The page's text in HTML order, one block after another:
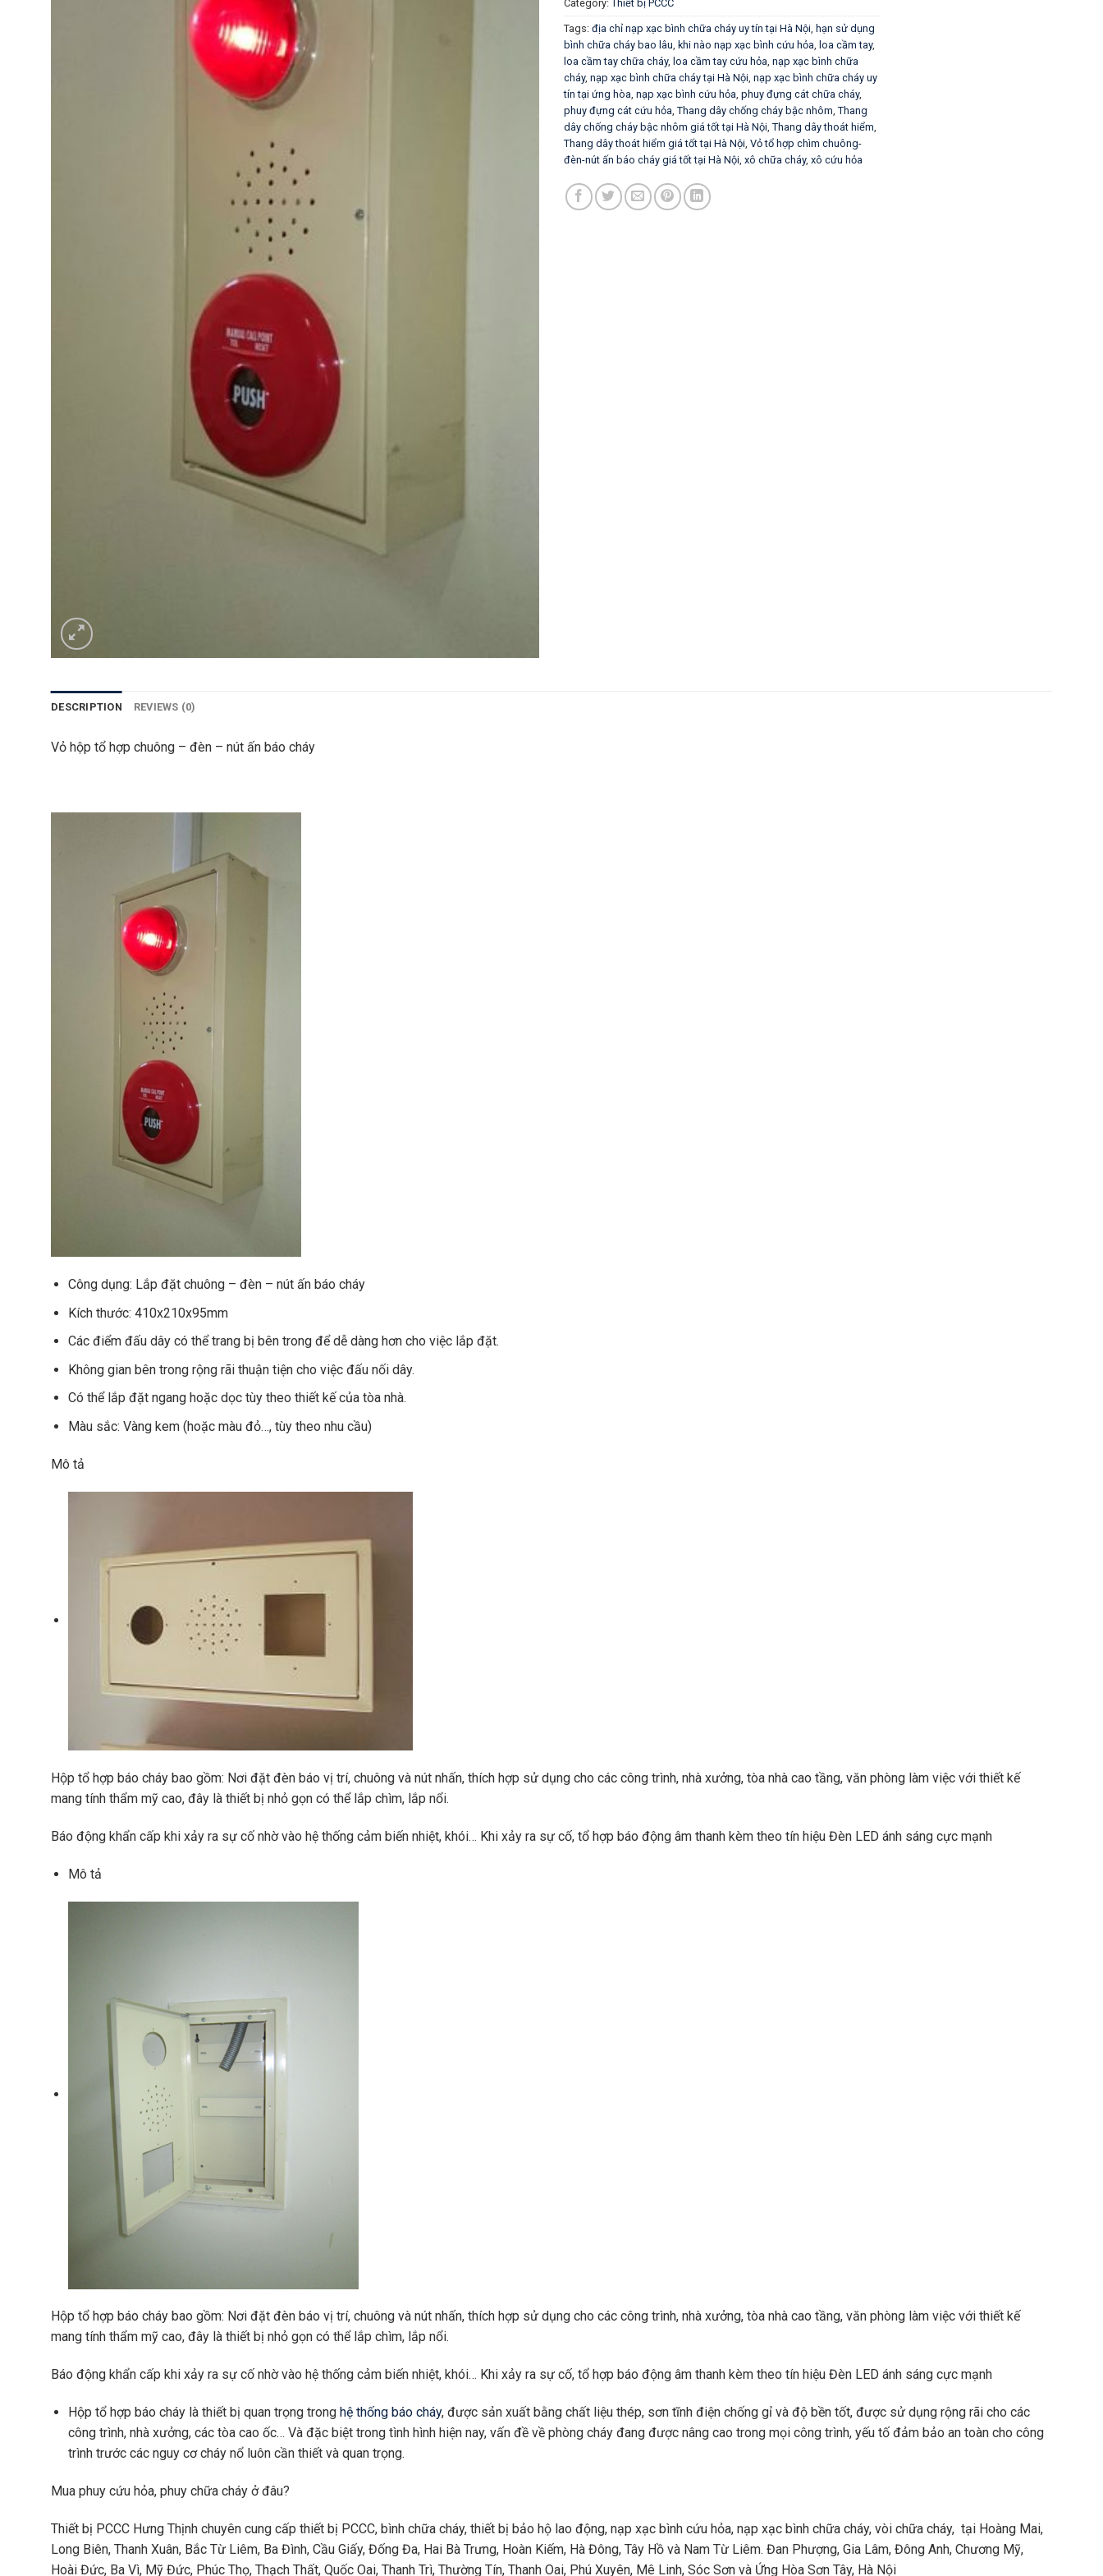
Category: Thiết bị PCCC
Tags: địa chỉ nạp xạc bình chữa cháy uy tín tại Hà Nội hạn sử dụng
bình chữa cháy bao lâu khi nào nạp xạc bình cứu hỏa loa cầm tay,
loa cầm tay chữa cháy, loa cầm tay cứu hỏa nạp xạc bình chữa
cháy, nạp xạc bình chữa cháy tại Hà Nội nạp xạc bình chữa cháy uy
tín tại ứng hòa nạp xạc bình cứu hỏa phuy đựng cát chữa cháy,
phuy đựng cát cứu hỏa Thang dây chống cháy bậc nhôm Thang
dây chống cháy bậc nhôm giá tốt tại Hà Nội Thang dây thoát hiểm
Thang dây thoát hiểm giá tốt tại Hà Nội Vỏ tổ hợp chìm chuông-
đèn-nút ấn báo cháy giá tốt tại Hà Nội xô chữa cháy, xô cứu hỏa
DESCRIPTION REVIEWS (0)
Vỏ hộp tổ hợp chuông – đèn – nút ấn báo cháy
Công dụng: Lắp đặt chuông – đèn – nút ấn báo cháy
Kích thước: 410x210x95mm
Các điểm đấu dây có thể trang bị bên trong để dễ dàng hơn cho việc lắp đặt.
Không gian bên trong rộng rãi thuận tiện cho việc đấu nối dây.
Có thể lắp đặt ngang hoặc dọc tùy theo thiết kế của tòa nhà.
Màu sắc: Vàng kem (hoặc màu đỏ…, tùy theo nhu cầu)
Mô tả
Hộp tổ hợp báo cháy bao gồm: Nơi đặt đèn báo vị trí, chuông và nút nhấn, thích hợp sử dụng cho các công trình, nhà xưởng, tòa nhà cao tầng, văn phòng làm việc với thiết kế
mang tính thẩm mỹ cao, đây là thiết bị nhỏ gọn có thể lắp chìm, lắp nổi.
Báo động khẩn cấp khi xảy ra sự cố nhờ vào hệ thống cảm biến nhiệt, khói… Khi xảy ra sự cố, tổ hợp báo động âm thanh kèm theo tín hiệu Đèn LED ánh sáng cực mạnh
Mô tả
Hộp tổ hợp báo cháy bao gồm: Nơi đặt đèn báo vị trí, chuông và nút nhấn, thích hợp sử dụng cho các công trình, nhà xưởng, tòa nhà cao tầng, văn phòng làm việc với thiết kế
mang tính thẩm mỹ cao, đây là thiết bị nhỏ gọn có thể lắp chìm, lắp nổi.
Báo động khẩn cấp khi xảy ra sự cố nhờ vào hệ thống cảm biến nhiệt, khói… Khi xảy ra sự cố, tổ hợp báo động âm thanh kèm theo tín hiệu Đèn LED ánh sáng cực mạnh
Hộp tổ hợp báo cháy là thiết bị quan trọng trong hệ thống báo cháy, được sản xuất bằng chất liệu thép, sơn tĩnh điện chống gỉ và độ bền tốt, được sử dụng rộng rãi cho các
công trình, nhà xưởng, các tòa cao ốc… Và đặc biệt trong tình hình hiện nay, vấn đề về phòng cháy đang được nâng cao trong mọi công trình, yếu tố đảm bảo an toàn cho công
trình trước các nguy cơ cháy nổ luôn cần thiết và quan trọng.
Mua phuy cứu hỏa, phuy chữa cháy ở đâu?
Thiết bị PCCC Hưng Thịnh chuyên cung cấp thiết bị PCCC, bình chữa cháy, thiết bị bảo hộ lao động, nạp xạc bình cứu hỏa, nạp xạc bình chữa cháy, vòi chữa cháy, tại Hoàng Mai,
Long Biên, Thanh Xuân, Bắc Từ Liêm, Ba Đình, Cầu Giấy, Đống Đa, Hai Bà Trưng, Hoàn Kiếm, Hà Đông, Tây Hồ và Nam Từ Liêm. Đan Phượng, Gia Lâm, Đông Anh, Chương Mỹ,
Hoài Đức, Ba Vì, Mỹ Đức, Phúc Thọ, Thạch Thất, Quốc Oai, Thanh Trì, Thường Tín, Thanh Oai, Phú Xuyên, Mê Linh, Sóc Sơn và Ứng Hòa Sơn Tây, Hà Nội